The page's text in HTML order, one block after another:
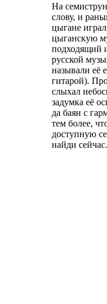
На
слову, и
цыгане
цыганскую
подходящий
русской
называли её
гитарой).
слыхал
задумка её
да баян с
тем более,
доступную
найди